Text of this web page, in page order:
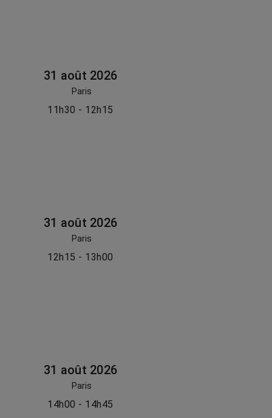
31 août 2026
Paris
11h30 - 12h15
31 août 2026
Paris
12h15 - 13h00
31 août 2026
Paris
14h00 - 14h45